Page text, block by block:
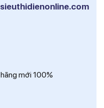
mới 100%